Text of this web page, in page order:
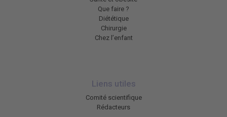
Que faire ?
Diététique
Chirurgie
Chez l’enfant
Liens utiles
Comité scientifique
Rédacteurs